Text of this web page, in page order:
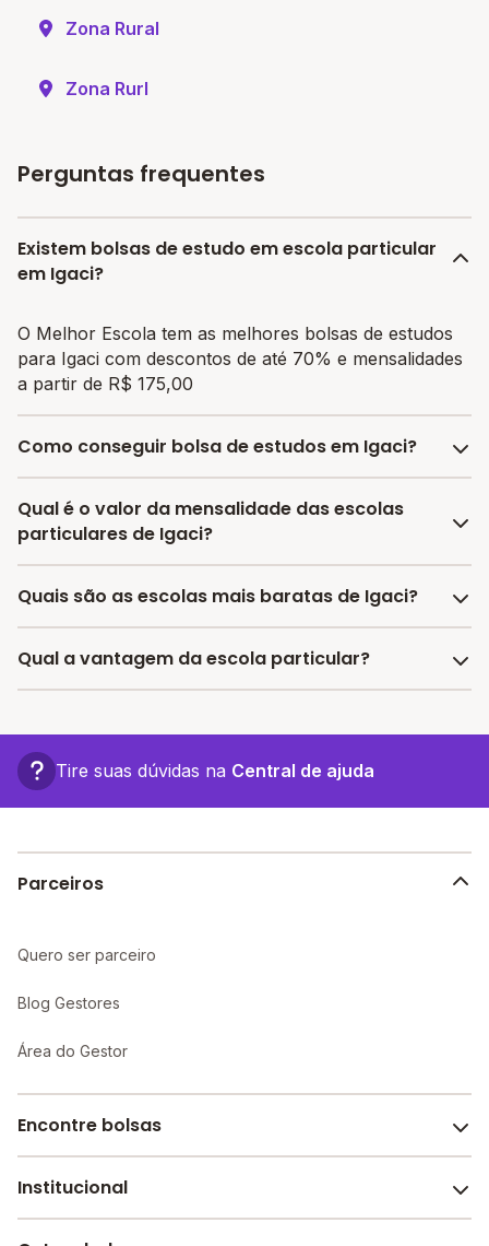
Zona Rural
Zona Rurl
Perguntas frequentes
Existem bolsas de estudo em escola particular
em Igaci?
O Melhor Escola tem as melhores bolsas de estudos
para Igaci com descontos de até 70% e mensalidades
a partir de R$ 175,00
Como conseguir bolsa de estudos em Igaci?
O programa de bolsa do Melhor Escola disponibiliza
vagas com até 80% de desconto nas mensalidades.
pré-matrícula no site.
Qual é o valor da mensalidade das escolas
particulares de Igaci?
A média da mensalidade em Igaci é de R$ 175,00 reais,
Quais são as escolas mais baratas de Igaci?
As escolas com mensalidades mais baratas de Igaci
Qual a vantagem da escola particular?
completa e recursos educacionais mais avançados,
proporcionando um ambiente propício ao
Tire suas dúvidas na Central de ajuda
Parceiros
Quero ser parceiro
Blog Gestores
Área do Gestor
Encontre bolsas
Melhores escolas de São Paulo
Institucional